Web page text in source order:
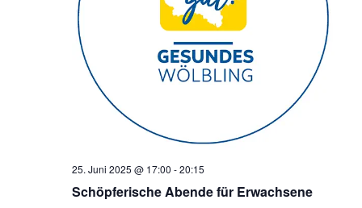
Schöpferische Abende für Erwachsene
25. Juni 2025 @ 17:00 -20:15